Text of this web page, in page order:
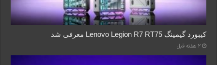
کیبورد گیمینگ Lenovo Legion R7 RT75 معرفی شد
2 هفته قبل